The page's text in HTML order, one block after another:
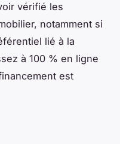
vérifié les
notamment si
lié à la
à 100 % en ligne
est